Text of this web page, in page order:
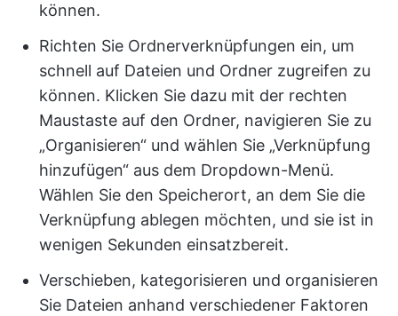
können.
Richten Sie Ordnerverknüpfungen ein, um
schnell auf Dateien und Ordner zugreifen zu
können. Klicken Sie dazu mit der rechten
Maustaste auf den Ordner, navigieren Sie zu
„Organisieren“ und wählen Sie „Verknüpfung
hinzufügen“ aus dem Dropdown-Menü.
Wählen Sie den Speicherort, an dem Sie die
Verknüpfung ablegen möchten, und sie ist in
wenigen Sekunden einsatzbereit.
Verschieben, kategorisieren und organisieren
Sie Dateien anhand verschiedener Faktoren